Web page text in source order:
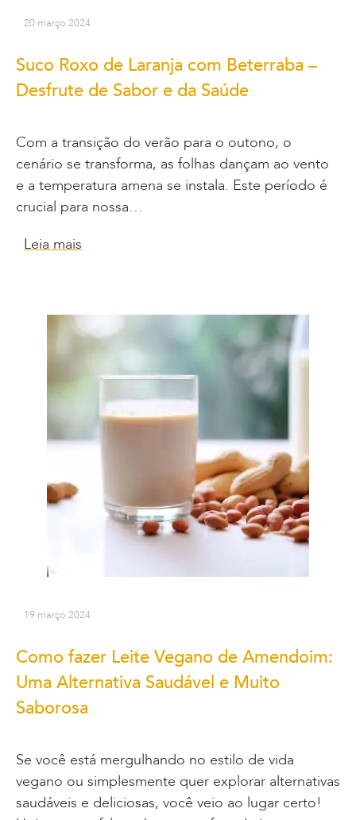
20 março 2024
Suco Roxo de Laranja com Beterraba –
Desfrute de Sabor e da Saúde
Com a transição do verão para o outono, o
cenário se transforma, as folhas dançam ao vento
e a temperatura amena se instala. Este período é
crucial para nossa…
Leia mais
19 março 2024
Como fazer Leite Vegano de Amendoim:
Uma Alternativa Saudável e Muito
Saborosa
Se você está mergulhando no estilo de vida
vegano ou simplesmente quer explorar alternativas
saudáveis e deliciosas, você veio ao lugar certo!